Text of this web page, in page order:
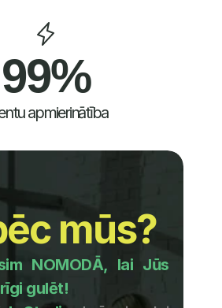
99%
apmierinātība
mūs?
NOMODĀ, lai Jūs
gulēt!